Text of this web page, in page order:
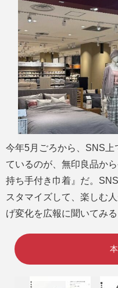
今年5月ごろから、SNS
ているのが、無印良品か
持ち手付き巾着』だ。
スタマイズして、楽しむ
げ変化を広報に聞いてみる